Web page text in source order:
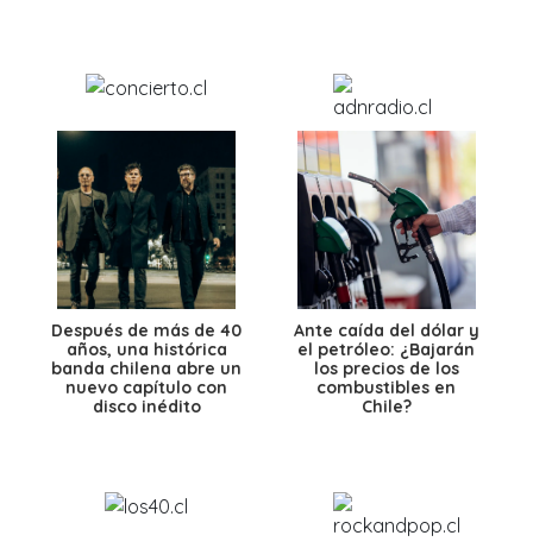
Después de más de 40
años, una histórica
banda chilena abre un
nuevo capítulo con
disco inédito
Ante caída del dólar y
el petróleo: ¿Bajarán
los precios de los
combustibles en
Chile?